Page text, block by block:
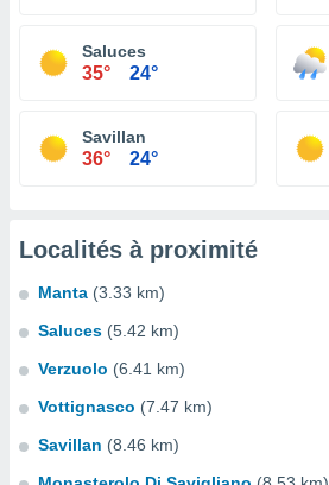
Saluces
35° 24°
Savillan
36° 24°
Localités à proximité
Manta (3.33 km)
Saluces (5.42 km)
Verzuolo (6.41 km)
Vottignasco (7.47 km)
Savillan (8.46 km)